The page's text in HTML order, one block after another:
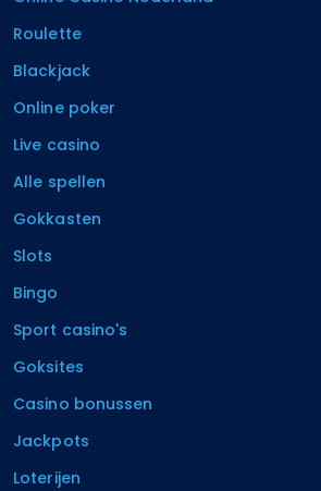
Roulette
Blackjack
Online poker
Live casino
Alle spellen
Gokkasten
Slots
Bingo
Sport casino's
Goksites
Casino bonussen
Jackpots
Loterijen